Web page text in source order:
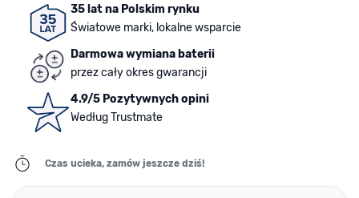
35 lat na Polskim rynku
Światowe marki, lokalne wsparcie
Darmowa wymiana baterii
przez cały okres gwarancji
4.9/5 Pozytywnych opini
Według Trustmate
Czas ucieka, zamów jeszcze dziś!